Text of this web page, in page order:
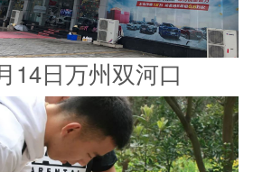
14日万州双河口